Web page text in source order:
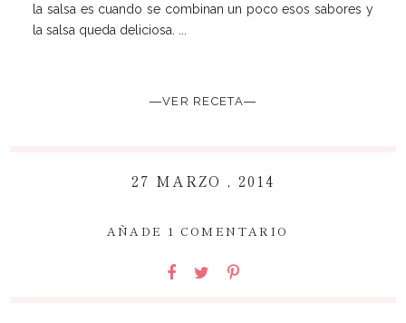
la salsa es cuando se combinan un poco esos sabores y
la salsa queda deliciosa. ...
―VER RECETA―
27 MARZO , 2014
AÑADE 1 COMENTARIO